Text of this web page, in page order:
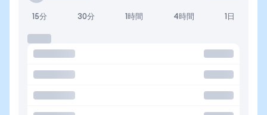
15分 30分 1時間 4時間 1日